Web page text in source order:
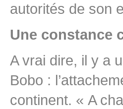
autorités de son
Une constance
A vrai dire, il y a
Bobo :
continent. « A